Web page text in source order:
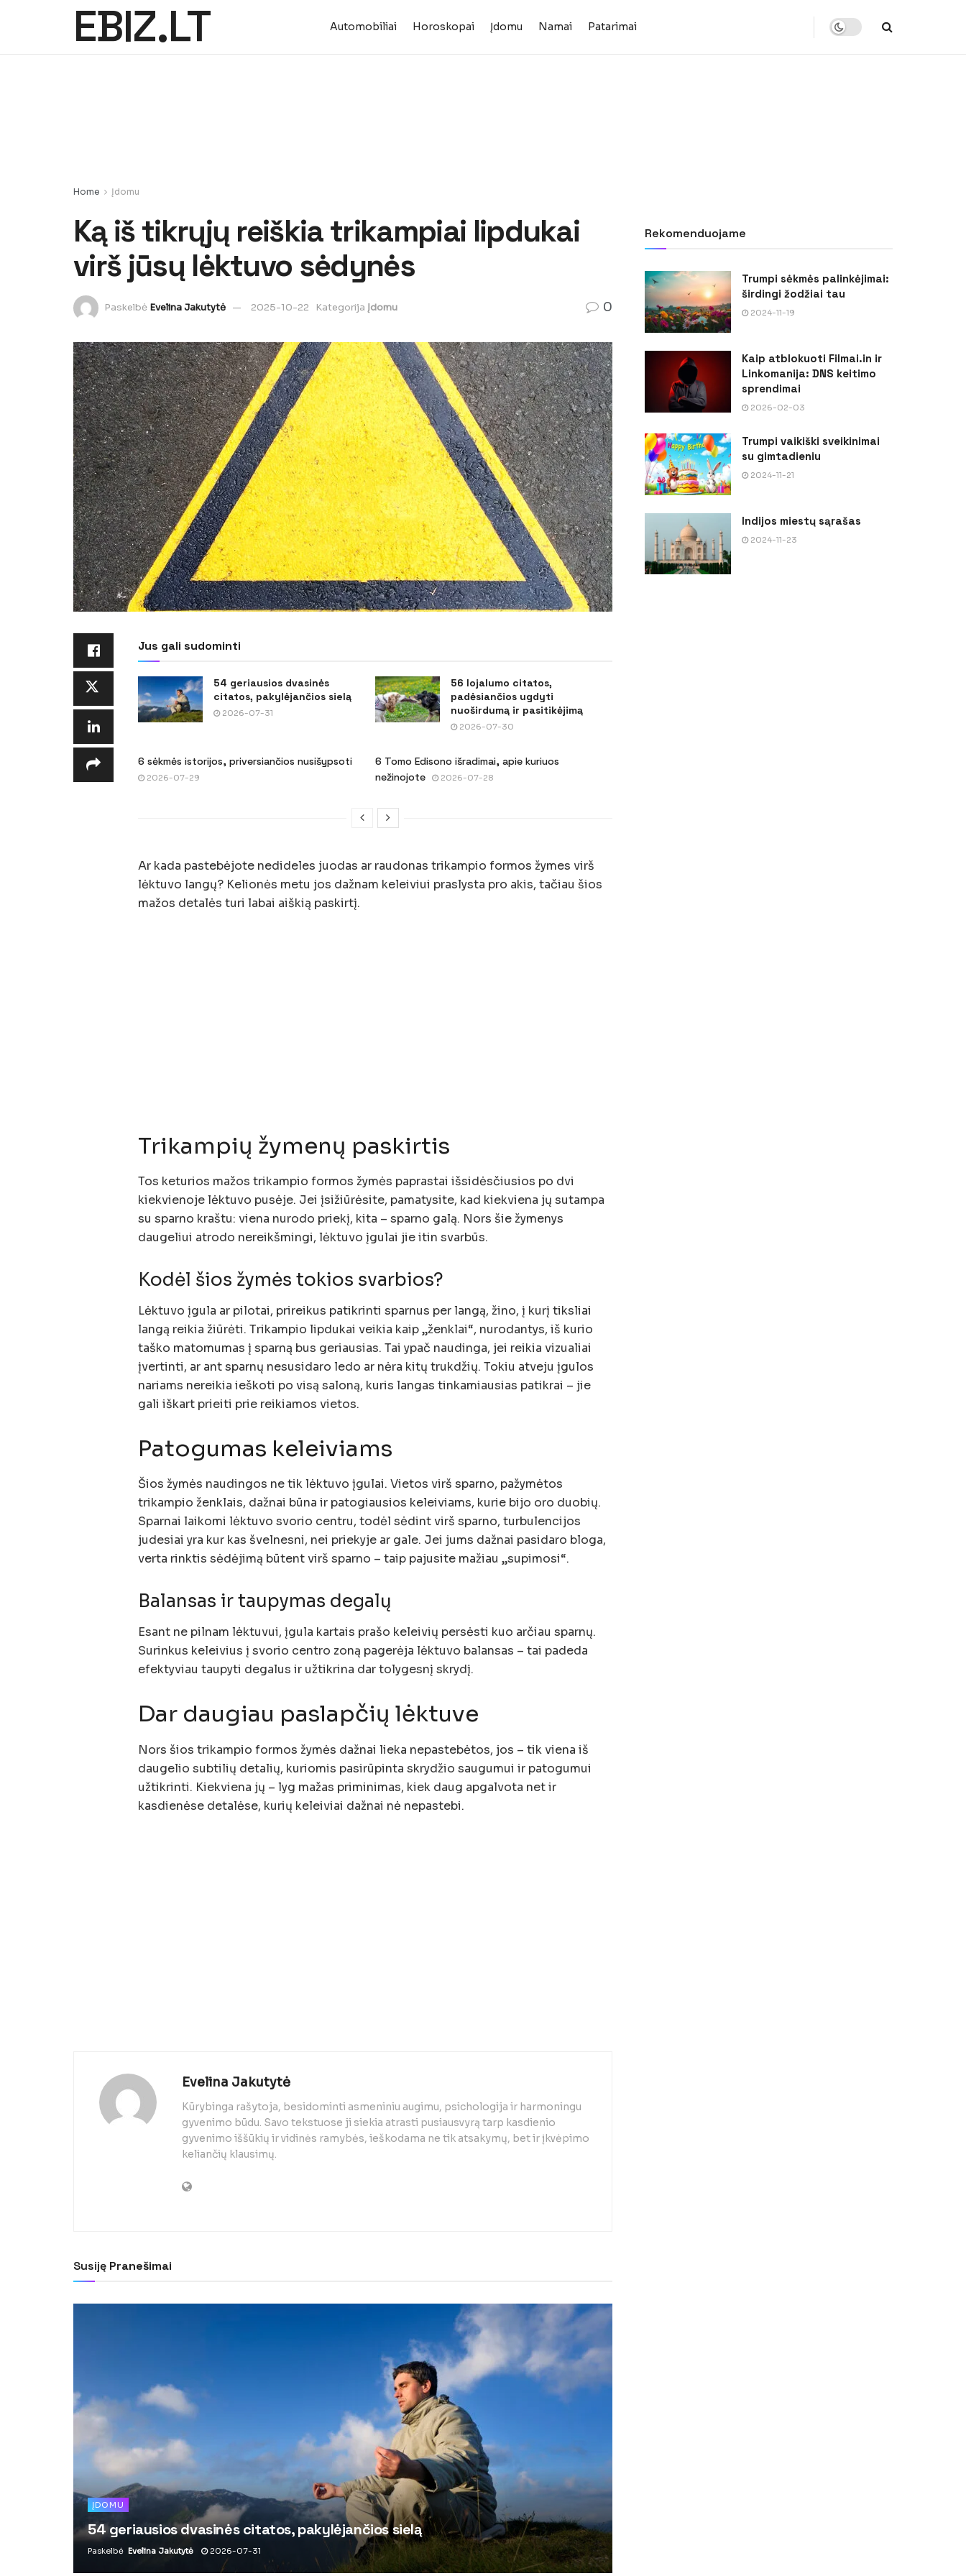
EBIZ.LT Automobiliai Horoskopai Įdomu Namai Patarimai
Home Įdomu
Ką iš tikrųjų reiškia trikampiai lipdukai
virš jūsų lėktuvo sėdynės
Paskelbė Evelina Jakutytė 2025-10-22 Kategorija Įdomu 0
Jus gali sudominti
54 geriausios dvasinės
citatos, pakylėjančios sielą
2026-07-31
56 lojalumo citatos,
padėsiančios ugdyti
nuoširdumą ir pasitikėjimą
2026-07-30
6 sėkmės istorijos, priversiančios nusišypsoti
2026-07-29
6 Tomo Edisono išradimai, apie kuriuos
nežinojote
2026-07-28
Ar kada pastebėjote nedideles juodas ar raudonas trikampio formos žymes virš
lėktuvo langų? Kelionės metu jos dažnam keleiviui praslysta pro akis, tačiau šios
mažos detalės turi labai aiškią paskirtį.
Trikampių žymenų paskirtis
Tos keturios mažos trikampio formos žymės paprastai išsidėsčiusios po dvi
kiekvienoje lėktuvo pusėje. Jei įsižiūrėsite, pamatysite, kad kiekviena jų sutampa
su sparno kraštu: viena nurodo priekį, kita – sparno galą. Nors šie žymenys
daugeliui atrodo nereikšmingi, lėktuvo įgulai jie itin svarbūs.
Kodėl šios žymės tokios svarbios?
Lėktuvo įgula ar pilotai, prireikus patikrinti sparnus per langą, žino, į kurį tiksliai
langą reikia žiūrėti. Trikampio lipdukai veikia kaip „ženklai“, nurodantys, iš kurio
taško matomumas į sparną bus geriausias. Tai ypač naudinga, jei reikia vizualiai
įvertinti, ar ant sparnų nesusidaro ledo ar nėra kitų trukdžių. Tokiu atveju įgulos
nariams nereikia ieškoti po visą saloną, kuris langas tinkamiausias patikrai – jie
gali iškart prieiti prie reikiamos vietos.
Patogumas keleiviams
Šios žymės naudingos ne tik lėktuvo įgulai. Vietos virš sparno, pažymėtos
trikampio ženklais, dažnai būna ir patogiausios keleiviams, kurie bijo oro duobių.
Sparnai laikomi lėktuvo svorio centru, todėl sėdint virš sparno, turbulencijos
judesiai yra kur kas švelnesni, nei priekyje ar gale. Jei jums dažnai pasidaro bloga,
verta rinktis sėdėjimą būtent virš sparno – taip pajusite mažiau „supimosi“.
Balansas ir taupymas degalų
Esant ne pilnam lėktuvui, įgula kartais prašo keleivių persėsti kuo arčiau sparnų.
Surinkus keleivius į svorio centro zoną pagerėja lėktuvo balansas – tai padeda
efektyviau taupyti degalus ir užtikrina dar tolygesnį skrydį.
Dar daugiau paslapčių lėktuve
Nors šios trikampio formos žymės dažnai lieka nepastebėtos, jos – tik viena iš
daugelio subtilių detalių, kuriomis pasirūpinta skrydžio saugumui ir patogumui
užtikrinti. Kiekviena jų – lyg mažas priminimas, kiek daug apgalvota net ir
kasdienėse detalėse, kurių keleiviai dažnai nė nepastebi.
Evelina Jakutytė
Kūrybinga rašytoja, besidominti asmeniniu augimu, psichologija ir harmoningu
gyvenimo būdu. Savo tekstuose ji siekia atrasti pusiausvyrą tarp kasdienio
gyvenimo iššūkių ir vidinės ramybės, ieškodama ne tik atsakymų, bet ir įkvėpimo
keliančių klausimų.
Susiję Pranešimai
ĮDOMU
54 geriausios dvasinės citatos, pakylėjančios sielą
Paskelbė Evelina Jakutytė 2026-07-31
Rekomenduojame
Trumpi sėkmės palinkėjimai:
širdingi žodžiai tau
2024-11-19
Kaip atblokuoti Filmai.in ir
Linkomanija: DNS keitimo
sprendimai
2026-02-03
Trumpi vaikiški sveikinimai
su gimtadieniu
2024-11-21
Indijos miestų sąrašas
2024-11-23